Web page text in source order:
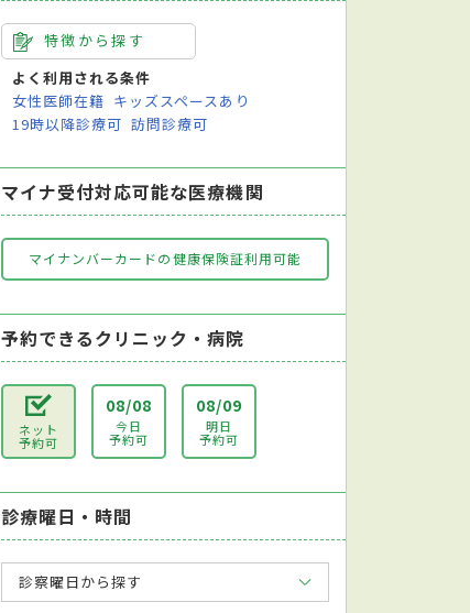
特徴から探す
よく利用される条件
女性医師在籍 キッズスペースあり
19時以降診療可 訪問診療可
マイナ受付対応可能な医療機関
マイナンバーカードの健康保険証利用可能
予約できるクリニック・病院
ネット
予約可
08/08
今日
予約可
08/09
明日
予約可
診療曜日・時間
診察曜日から探す